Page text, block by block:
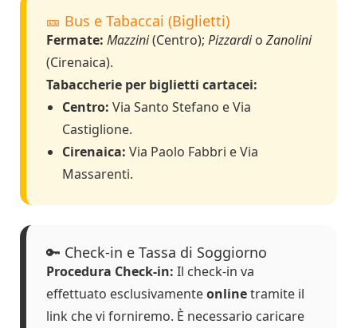
🎫 Bus e Tabaccai (Biglietti)
Fermate: Mazzini(Centro); Pizzardio Zanolini
(Cirenaica).
Tabaccherie per biglietti cartacei:
Centro: Via Santo Stefano e Via
Castiglione.
Cirenaica: Via Paolo Fabbri e Via
Massarenti.
🔑 Check-in e Tassa di Soggiorno
Procedura Check-in: Il check-in va
effettuato esclusivamenteonlinetramite il
link che vi forniremo. È necessario caricare